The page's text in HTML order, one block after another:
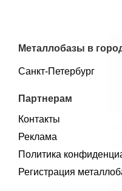
Металлобазы в
Санкт-Петербург
Партнерам
Контакты
Реклама
Политика
Регистрация